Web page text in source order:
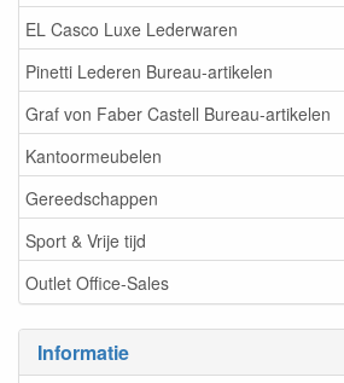
EL Casco Luxe Lederwaren
Pinetti Lederen Bureau-artikelen
Graf von Faber Castell Bureau-artikelen
Kantoormeubelen
Gereedschappen
Sport & Vrije tijd
Outlet Office-Sales
Informatie